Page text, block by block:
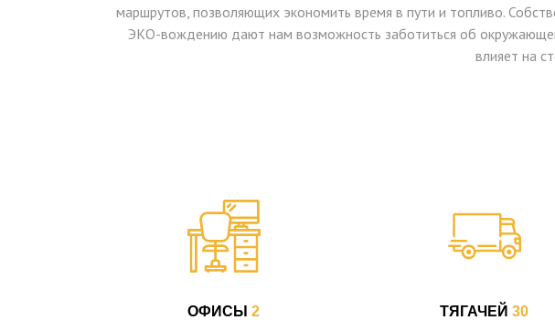
маршрутов, позволяющих экономить время в пути и топливо.
ЭКО-вождению дают нам возможность заботиться об
влияет на
ОФИСЫ 2 ТЯГАЧЕЙ 30